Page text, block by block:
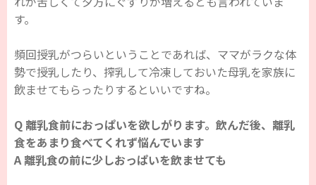
す。
頻回授乳がつらいということであれば、ママがラクな体
勢で授乳したり、搾乳して冷凍しておいた母乳を家族に
飲ませてもらったりするといいですね。
Q 離乳食前におっぱいを欲しがります。飲んだ後、離乳
食をあまり食べてくれず悩んでいます
A 離乳食の前に少しおっぱいを飲ませても